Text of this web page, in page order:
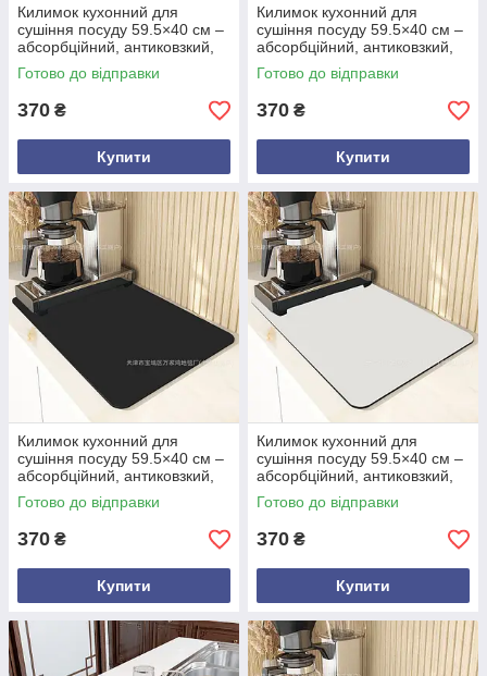
Килимок кухонний для
сушіння посуду 59.5×40 см –
абсорбційний, антиковзкий,
водостійкий, силіконовий,
підставка для приладдя
Готово до відправки
370 ₴
Купити
Килимок кухонний для
сушіння посуду 59.5×40 см –
абсорбційний, антиковзкий,
водостійкий, силіконовий,
підставка для приладдя
Готово до відправки
370 ₴
Купити
Килимок кухонний для
сушіння посуду 59.5×40 см –
абсорбційний, антиковзкий,
водостійкий, силіконовий,
підставка для приладдя
Готово до відправки
370 ₴
Купити
Килимок кухонний для
сушіння посуду 59.5×40 см –
абсорбційний, антиковзкий,
водостійкий, силіконовий,
підставка для приладдя
Готово до відправки
370 ₴
Купити